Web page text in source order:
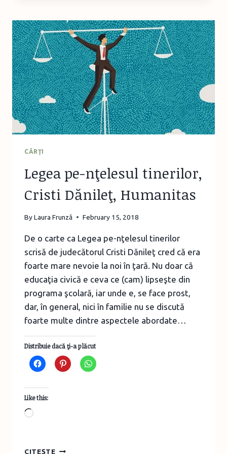
ISABEL
ALLENDE,
EDITURA
HUMANITAS
CĂRŢI
Legea pe-nţelesul tinerilor,
Cristi Dănileţ, Humanitas
ByLaura Frunză February 15, 2018
De o carte ca Legea pe-nţelesul tinerilor
scrisă de judecătorul Cristi Dănileţ cred că era
foarte mare nevoie la noi în ţară. Nu doar că
educaţia civică e ceva ce (cam) lipseşte din
programa şcolară, iar unde e, se face prost,
dar, în general, nici în familie nu se discută
foarte multe dintre aspectele abordate…
Distribuie dacă ţi-a plăcut
Like this:
Loading…
CITEȘTELEGEA